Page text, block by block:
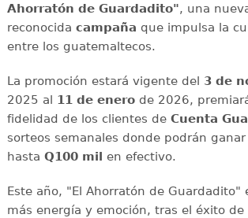
Ahorratón de Guardadito", una
reconocida campaña que impulsa la
entre los guatemaltecos.
La promoción estará vigente del 3 de
2025 al 11 de enerode 2026,
fidelidad de los clientes de Cuenta
sorteos semanales donde podrán
hasta Q100 mil en efectivo.
Este año, "El Ahorratón de Guardadito"
más energía y emoción, tras el éxito de